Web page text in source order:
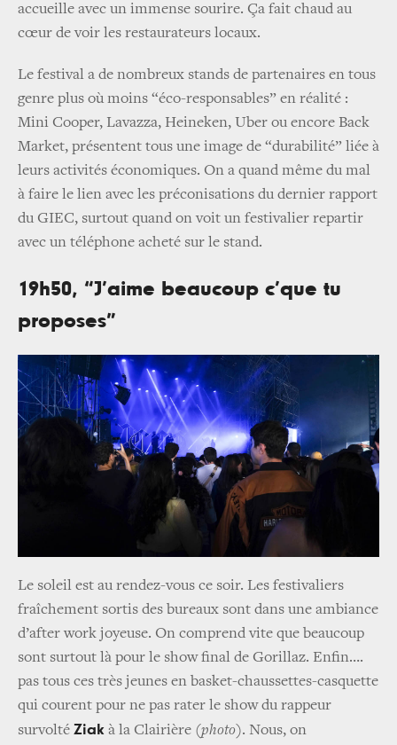
accueille avec un immense sourire. Ça fait chaud au
cœur de voir les restaurateurs locaux.
Le festival a de nombreux stands de partenaires en tous
genre plus où moins “éco-responsables” en réalité :
Mini Cooper, Lavazza, Heineken, Uber ou encore Back
Market, présentent tous une image de “durabilité” liée à
leurs activités économiques. On a quand même du mal
à faire le lien avec les préconisations du dernier rapport
du GIEC, surtout quand on voit un festivalier repartir
avec un téléphone acheté sur le stand.
19h50, “J’aime beaucoup c’que tu
proposes”
Le soleil est au rendez-vous ce soir. Les festivaliers
fraîchement sortis des bureaux sont dans une ambiance
d’after work joyeuse. On comprend vite que beaucoup
sont surtout là pour le show final de Gorillaz. Enfin….
pas tous ces très jeunes en basket-chaussettes-casquette
qui courent pour ne pas rater le show du rappeur
survolté Ziak à la Clairière (photo). Nous, on